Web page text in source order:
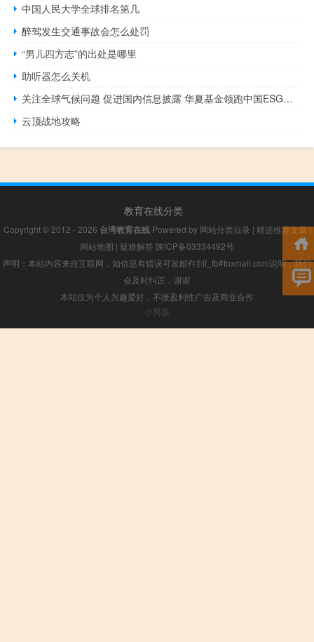
中国人民大学全球排名第几
醉驾发生交通事故会怎么处罚
“男儿四方志”的出处是哪里
助听器怎么关机
关注全球气候问题 促进国内信息披露 华夏基金领跑中国ESG投资
云顶战地攻略
教育在线分类
Copyright © 2012 - 2026 台湾教育在线Powered by 网站分类目录 | 精选推荐文章|
网站地图 | 疑难解答 陕ICP备03334492号
声明：本站内容来自互联网，如信息有错误可发邮件到f_fb#foxmail.com说明，我们
会及时纠正，谢谢
本站仅为个人兴趣爱好，不接盈利性广告及商业合作
小男孩